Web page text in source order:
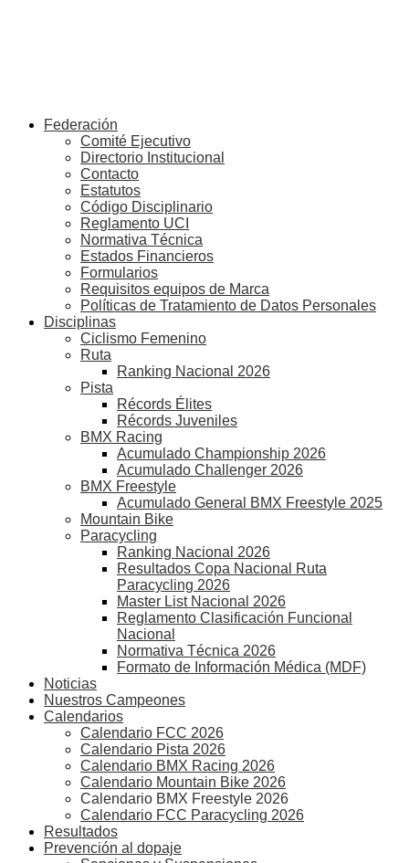
Federación
Comité Ejecutivo
Directorio Institucional
Contacto
Estatutos
Código Disciplinario
Reglamento UCI
Normativa Técnica
Estados Financieros
Formularios
Requisitos equipos de Marca
Políticas de Tratamiento de Datos Personales
Disciplinas
Ciclismo Femenino
Ruta
Ranking Nacional 2026
Pista
Récords Élites
Récords Juveniles
BMX Racing
Acumulado Championship 2026
Acumulado Challenger 2026
BMX Freestyle
Acumulado General BMX Freestyle 2025
Mountain Bike
Paracycling
Ranking Nacional 2026
Resultados Copa Nacional Ruta
Paracycling 2026
Master List Nacional 2026
Reglamento Clasificación Funcional
Nacional
Normativa Técnica 2026
Formato de Información Médica (MDF)
Noticias
Nuestros Campeones
Calendarios
Calendario FCC 2026
Calendario Pista 2026
Calendario BMX Racing 2026
Calendario Mountain Bike 2026
Calendario BMX Freestyle 2026
Calendario FCC Paracycling 2026
Resultados
Prevención al dopaje